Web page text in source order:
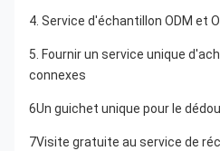
4. Service d'échantillon ODM et
5. Fournir un service unique
connexes
6Un guichet unique pour le
7Visite gratuite au service de